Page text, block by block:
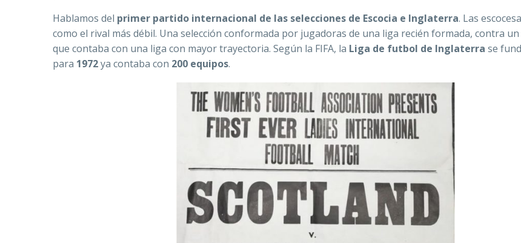
Hablamos del primer partido internacional de las selecciones de Escocia e Inglaterra. Las
como el rival más débil. Una selección conformada por jugadoras de una liga recién formada, contra
que contaba con una liga con mayor trayectoria. Según la FIFA, la Liga de futbol de Inglaterra se
para 1972ya contaba con 200 equipos.